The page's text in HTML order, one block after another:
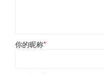
你的昵称*